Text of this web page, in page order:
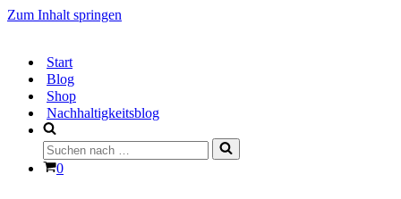
Zum Inhalt springen
Start
Blog
Shop
Nachhaltigkeitsblog
Suchen
nach …
Warenkorb
0